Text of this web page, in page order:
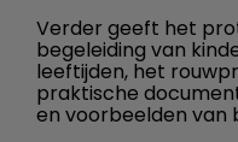
Verder geeft het
begeleiding van
leeftijden, het
praktische
en voorbeelden van